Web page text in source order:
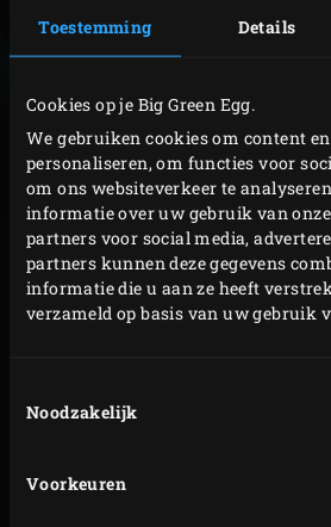
Toestemming Details
Cookies op je Big Green Egg.
We gebruiken cookies om content
personaliseren, om functies voor
om ons websiteverkeer te
informatie over uw gebruik van
partners voor social media,
partners kunnen deze gegevens
informatie die u aan ze heeft
verzameld op basis van uw gebruik
Noodzakelijk
Voorkeuren
AANMELDEN
VOORNAAM
ACHTERNAAM
E-MAILADRES